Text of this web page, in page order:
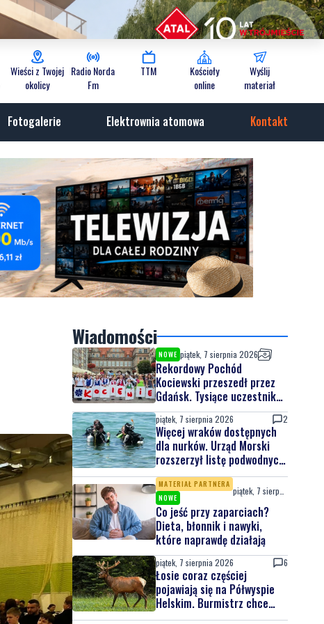
Wieści z Twojej
okolicy
Radio Norda
Fm
TTM
Kościoły
online
Wyślij
materiał
Fotogalerie Elektrownia atomowa Kontakt
Wiadomości
NOWE piątek, 7 sierpnia 2026
Rekordowy Pochód
Kociewski przeszedł przez
Gdańsk. Tysiące uczestników
na jubileuszowej edycji
piątek, 7 sierpnia 2026 2
Więcej wraków dostępnych
dla nurków. Urząd Morski
rozszerzył listę podwodnych
atrakcji
MATERIAŁ PARTNERA
NOWE
Co jeść przy zaparciach?
Dieta, błonnik i nawyki,
które naprawdę działają
piątek, 7 sierpnia 2026 6
Łosie coraz częściej
pojawiają się na Półwyspie
Helskim. Burmistrz chce
nowych znaków drogowych